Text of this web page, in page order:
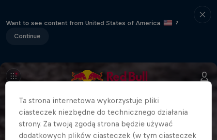
Want to see content from United States of America
?
Continue
Ta strona internetowa wykorzystuje pliki
ciasteczek niezbędne do technicznego działania
strony. Za twoją zgodą strona będzie używać
dodatkowych plików ciasteczek (w tym ciasteczek